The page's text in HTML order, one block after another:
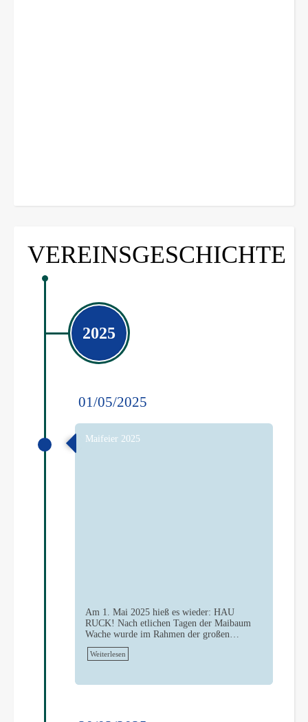
VEREINSGESCHICHTE
2025
01/05/2025
Maifeier 2025
Am 1. Mai 2025 hieß es wieder: HAU
RUCK! Nach etlichen Tagen der Maibaum
Wache wurde im Rahmen der großen…
Weiterlesen